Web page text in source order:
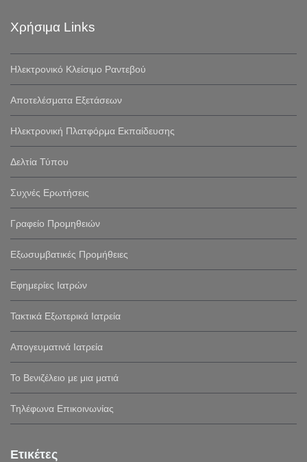
Χρήσιμα Links
Ηλεκτρονικό Κλείσιμο Ραντεβού
Αποτελέσματα Εξετάσεων
Ηλεκτρονική Πλατφόρμα Εκπαίδευσης
Δελτία Τύπου
Συχνές Ερωτήσεις
Γραφείο Προμηθειών
Εξωσυμβατικές Προμήθειες
Εφημερίες Ιατρών
Τακτικά Εξωτερικά Ιατρεία
Απογευματινά Ιατρεία
Το Βενιζέλειο με μια ματιά
Τηλέφωνα Επικοινωνίας
Ετικέτες